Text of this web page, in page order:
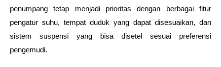
penumpang tetap menjadi prioritas dengan berbagai fitur
pengatur suhu, tempat duduk yang dapat disesuaikan, dan
sistem suspensi yang bisa disetel sesuai preferensi
pengemudi.